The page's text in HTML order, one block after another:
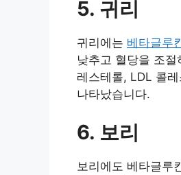
5. 귀리
귀리에는 베타글루
낮추고 혈당을 조
레스테롤, LDL 콜
나타났습니다.
6. 보리
보리에도 베타글루